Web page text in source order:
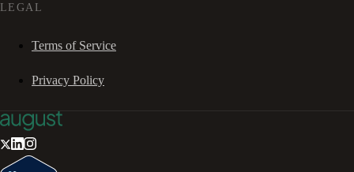
LEGAL
Terms of Service
Privacy Policy